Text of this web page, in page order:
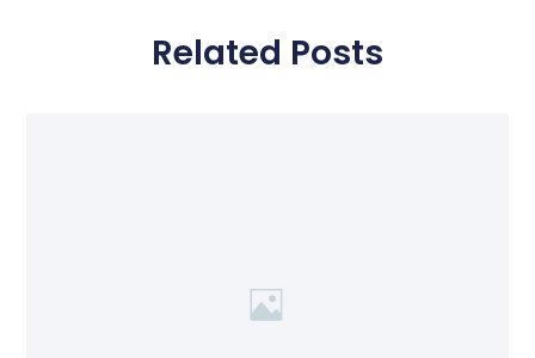
Related Posts